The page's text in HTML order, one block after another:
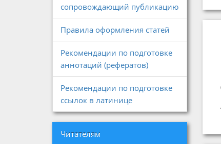
сопровождающий публикацию
Правила оформления статей
Рекомендации по подготовке
аннотаций (рефератов)
Рекомендации по подготовке
ссылок в латинице
Читателям